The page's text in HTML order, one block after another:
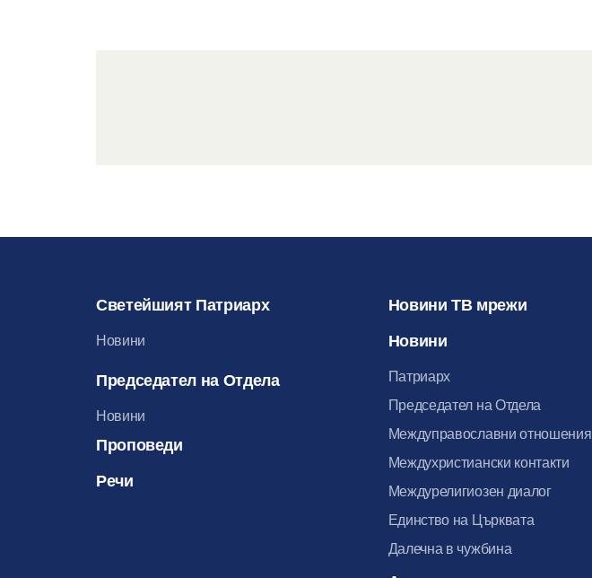
Светейшият Патриарх
Новини
Председател на Отдела
Новини
Проповеди
Речи
Новини ТВ мрежи
Новини
Патриарх
Председател на Отдела
Междуправославни отношения
Междухристиански контакти
Междурелигиозен диалог
Единство на Църквата
Далечна в чужбина